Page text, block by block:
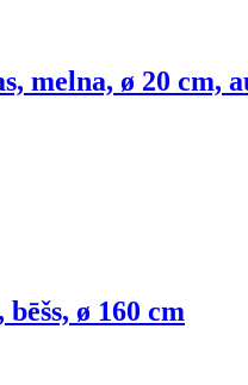
melna, ø 20 cm,
ø 160 cm